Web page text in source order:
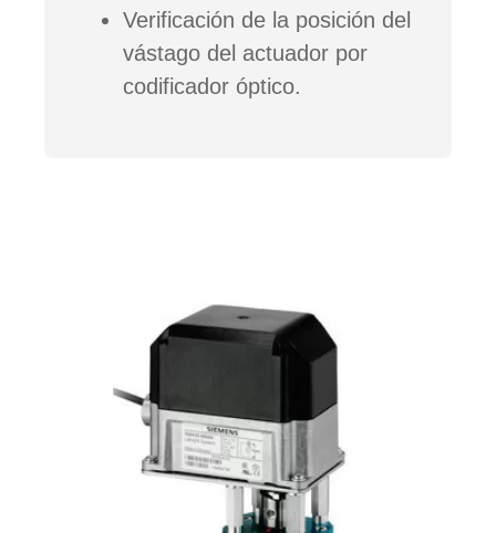
Verificación de la posición del
vástago del actuador por
codificador óptico.